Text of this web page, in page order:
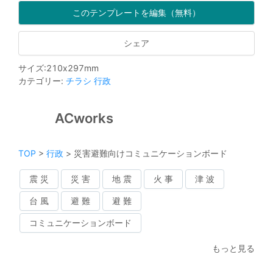
このテンプレートを編集（無料）
シェア
サイズ:210x297mm
カテゴリー: チラシ 行政
ACworks
TOP > 行政 > 災害避難向けコミュニケーションボード
震 災 災 害 地 震 火 事 津 波
台 風 避 難 避 難
コミュニケーションボード
もっと見る